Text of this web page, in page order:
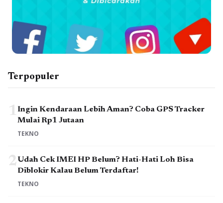
Terpopuler
1Ingin Kendaraan Lebih Aman? Coba GPS Tracker
Mulai Rp1 Jutaan
TEKNO
2Udah Cek IMEI HP Belum? Hati-Hati Loh Bisa
Diblokir Kalau Belum Terdaftar!
TEKNO